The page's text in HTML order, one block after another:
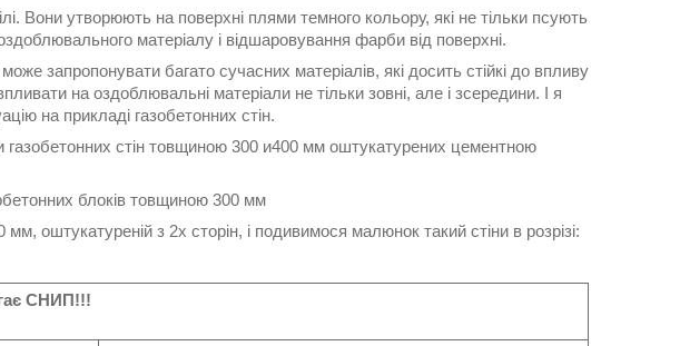
Вони утворюють на поверхні плями темного кольору, які не тільки псують
матеріалу і відшаровування фарби від поверхні.
запропонувати багато сучасних матеріалів, які досить стійкі до впливу
на оздоблювальні матеріали не тільки зовні, але і зсередини. І я
на прикладі газобетонних стін.
стін товщиною 300 и400 мм оштукатурених цементною
блоків товщиною 300 мм
оштукатуреній з 2х сторін, і подивимося малюнок такий стіни в розрізі:
СНИП!!!